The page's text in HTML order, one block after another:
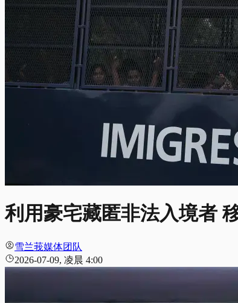
利用豪宅藏匿非法入境者
雪兰莪媒体团队
2026-07-09, 凌晨 4:00